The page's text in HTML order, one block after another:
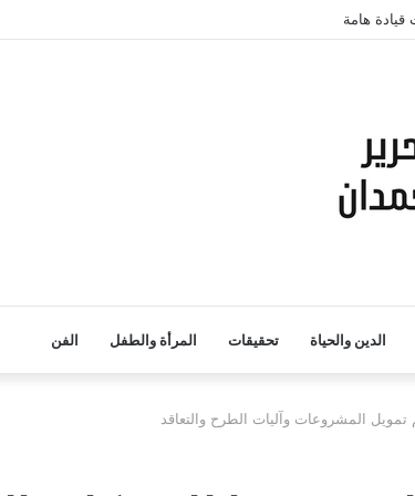
البحيرة
الدين والحياة تحقيقات المرأة والطفل الفن
المشروعات وآليات الطرح والتعاقد